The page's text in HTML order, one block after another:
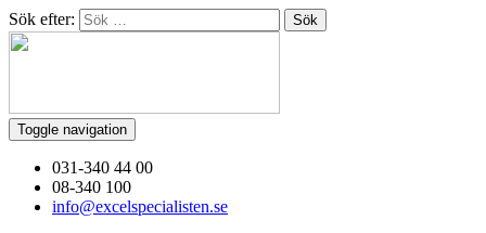
Sök efter:
Toggle navigation
031-340 44 00
08-340 100
info@excelspecialisten.se